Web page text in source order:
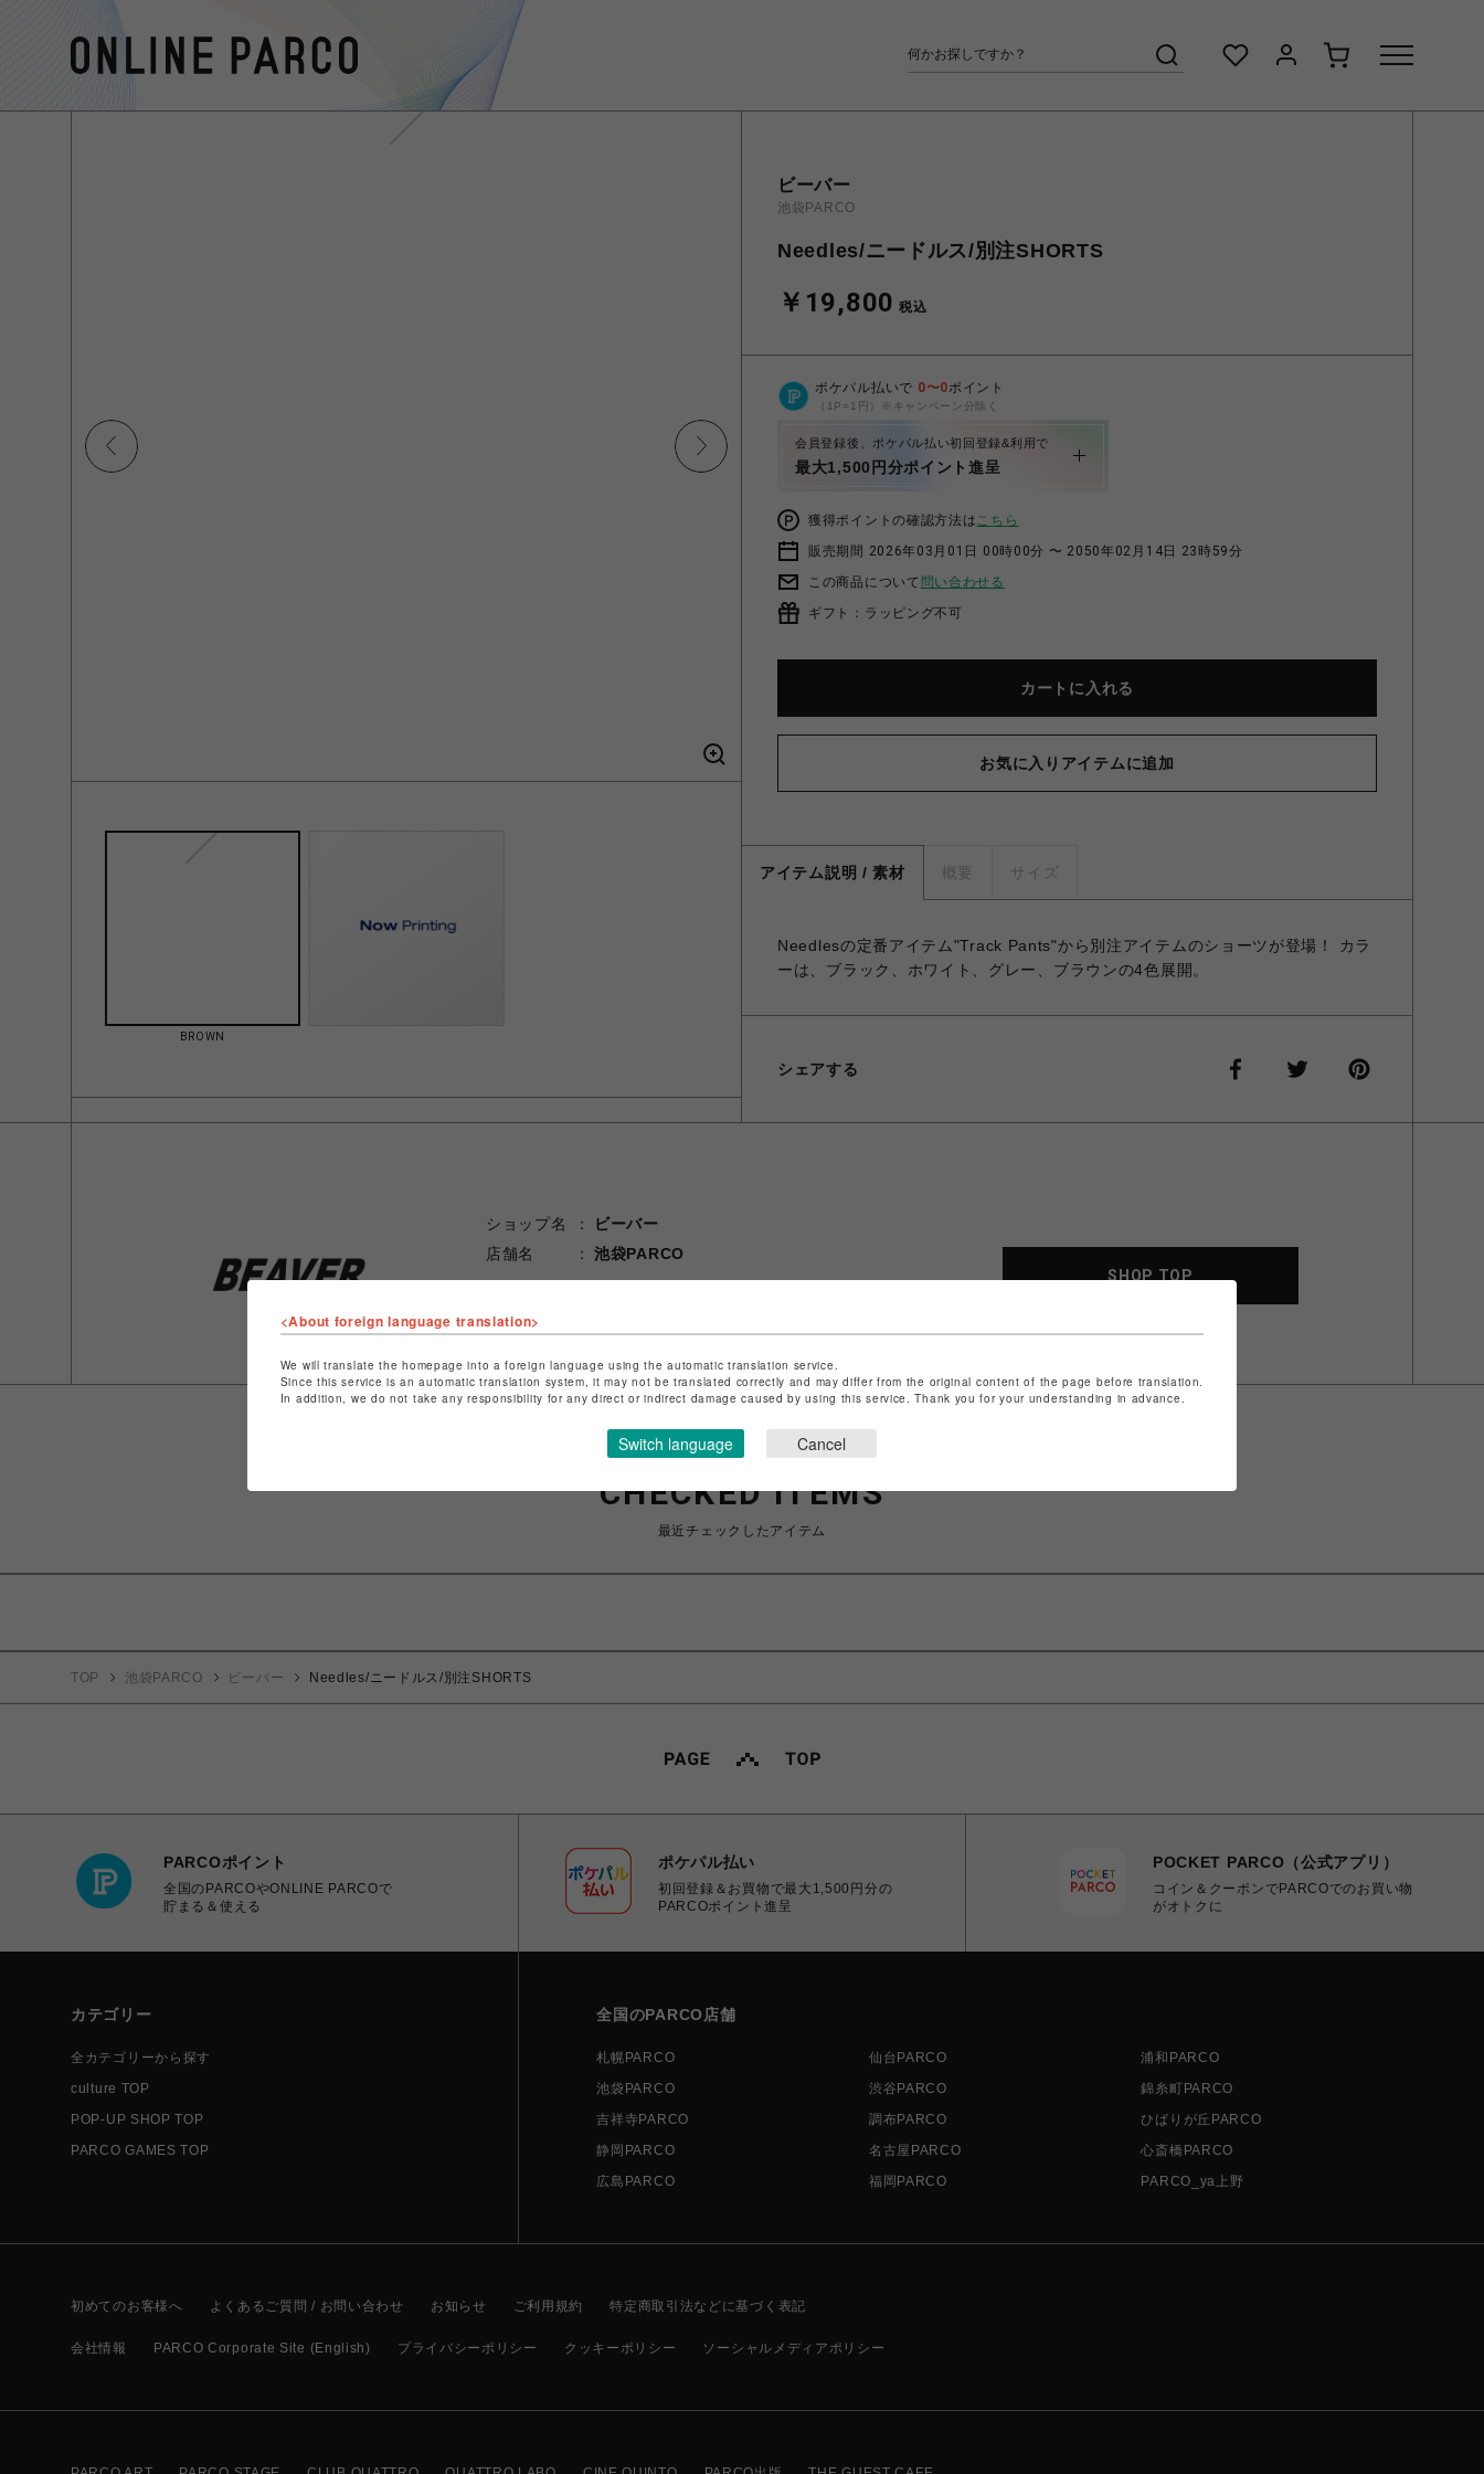
BROWN
ビーバー
池袋PARCO
Needles/ニードルス/別注SHORTS
￥19,800 税込
ポケパル払いで 0〜0ポイント
（1P=1円）※キャンペーン分除く
会員登録後、ポケパル払い初回登録&利用で
最大1,500円分ポイント進呈
獲得ポイントの確認方法はこちら
販売期間 2026年03月01日 00時00分 〜 2050年02月14日 23時59分
この商品について 問い合わせる
ギフト：ラッピング不可
カートに入れる
お気に入りアイテムに追加
アイテム説明 / 素材 概要 サイズ
Needlesの定番アイテム"Track Pants"から別注アイテムのショーツが登場！ カラ
ーは、ブラック、ホワイト、グレー、ブラウンの4色展開。
シェアする
ショップ名
ビーバー
店舗名
池袋PARCO
ショップお問い合わせは
SHOP TOP
CHECKED ITEMS
最近チェックしたアイテム
TOP 池袋PARCO ビーバー Needles/ニードルス/別注SHORTS
PARCOポイント
全国のPARCOやONLINE PARCOで
貯まる＆使える
ポケパル払い
初回登録＆お買物で最大1,500円分の
PARCOポイント進呈
POCKET PARCO（公式アプリ）
コイン＆クーポンでPARCOでのお買い物
がオトクに
カテゴリー
全カテゴリーから探す
culture TOP
POP-UP SHOP TOP
PARCO GAMES TOP
全国のPARCO店舗
札幌PARCO 仙台PARCO
浦和PARCO
池袋PARCO
渋谷PARCO
錦糸町PARCO
吉祥寺PARCO
調布PARCO
ひばりが丘PARCO
静岡PARCO
名古屋PARCO
心斎橋PARCO
広島PARCO
福岡PARCO PARCO_ya上野
初めてのお客様へ よくあるご質問 / お問い合わせ お知らせ ご利用規約 特定商取引法などに基づく表記
会社情報 PARCO Corporate Site (English) プライバシーポリシー クッキーポリシー ソーシャルメディアポリシー
<About foreign language translation>
We will translate the homepage into a foreign language using the automatic translation service.
Since this service is an automatic translation system, it may not be translated correctly and may differ from the original content of the page before translation.
In addition, we do not take any responsibility for any direct or indirect damage caused by using this service. Thank you for your understanding in advance.
Switch language Cancel